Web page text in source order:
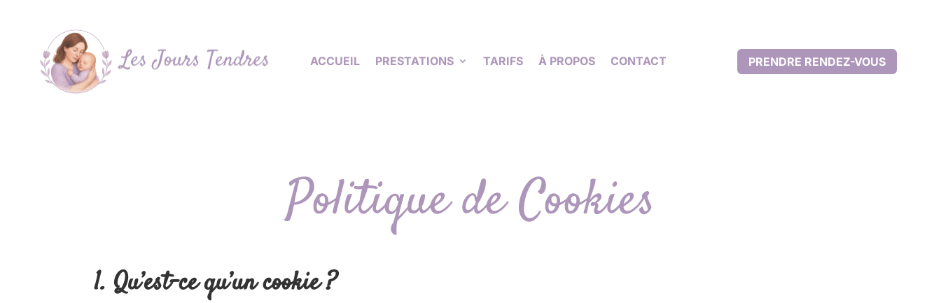
ACCUEIL PRESTATIONS TARIFS À PROPOS CONTACT PRENDRE RENDEZ-VOUS
Politique de Cookies
1. Qu’est-ce qu’un cookie ?